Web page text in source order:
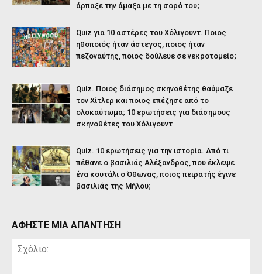
άρπαξε την άμαξα με τη σορό του;
Quiz για 10 αστέρες του Χόλιγουντ. Ποιος
ηθοποιός ήταν άστεγος, ποιος ήταν
πεζοναύτης, ποιος δούλευε σε νεκροτομείο;
Quiz. Ποιος διάσημος σκηνοθέτης θαύμαζε
τον Χίτλερ και ποιος επέζησε από το
ολοκαύτωμα; 10 ερωτήσεις για διάσημους
σκηνοθέτες του Χόλιγουντ
Quiz. 10 ερωτήσεις για την ιστορία. Από τι
πέθανε ο βασιλιάς Αλέξανδρος, που έκλεψε
ένα κουτάλι ο Όθωνας, ποιος πειρατής έγινε
βασιλιάς της Μήλου;
ΑΦΗΣΤΕ ΜΙΑ ΑΠΑΝΤΗΣΗ